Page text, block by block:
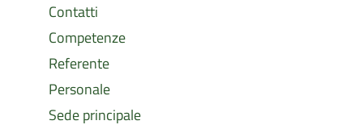
Contatti
Competenze
Referente
Personale
Sede principale